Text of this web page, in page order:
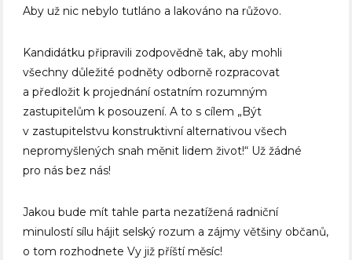
Aby už nic nebylo tutláno a lakováno na růžovo.
Kandidátku připravili zodpovědně tak, aby mohli
všechny důležité podněty odborně rozpracovat
a předložit k projednání ostatním rozumným
zastupitelům k posouzení. A to s cílem „Být
v zastupitelstvu konstruktivní alternativou všech
nepromyšlených snah měnit lidem život!“ Už žádné
pro nás bez nás!
Jakou bude mít tahle parta nezatížená radniční
minulostí sílu hájit selský rozum a zájmy většiny občanů,
o tom rozhodnete Vy již příští měsíc!